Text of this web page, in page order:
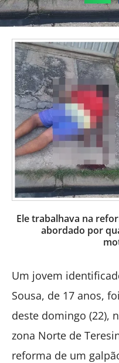
Ele trabalhava na
abordado por
Um jovem
Sousa, de 17 anos,
deste domingo (22),
zona Norte de
reforma de um